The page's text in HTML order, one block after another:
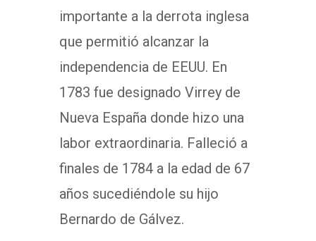
importante a la derrota inglesa
que permitió alcanzar la
independencia de EEUU. En
1783 fue designado Virrey de
Nueva España donde hizo una
labor extraordinaria. Falleció a
finales de 1784 a la edad de 67
años sucediéndole su hijo
Bernardo de Gálvez.